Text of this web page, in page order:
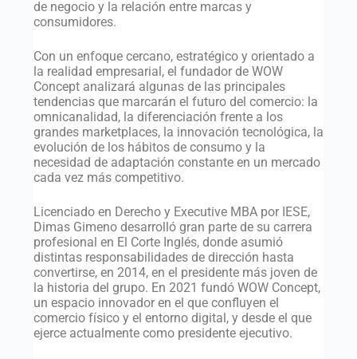
de negocio y la relación entre marcas y
consumidores.
Con un enfoque cercano, estratégico y orientado a
la realidad empresarial, el fundador de WOW
Concept analizará algunas de las principales
tendencias que marcarán el futuro del comercio: la
omnicanalidad, la diferenciación frente a los
grandes marketplaces, la innovación tecnológica, la
evolución de los hábitos de consumo y la
necesidad de adaptación constante en un mercado
cada vez más competitivo.
Licenciado en Derecho y Executive MBA por IESE,
Dimas Gimeno desarrolló gran parte de su carrera
profesional en El Corte Inglés, donde asumió
distintas responsabilidades de dirección hasta
convertirse, en 2014, en el presidente más joven de
la historia del grupo. En 2021 fundó WOW Concept,
un espacio innovador en el que confluyen el
comercio físico y el entorno digital, y desde el que
ejerce actualmente como presidente ejecutivo.